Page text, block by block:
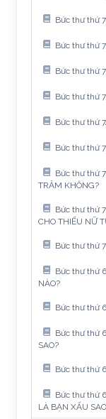
Bức thư thứ
Bức thư thứ
Bức thư thứ
Bức thư thứ
Bức thư thứ
Bức thư thứ
Bức thư thứ
TRĂM KHÔNG?
Bức thư thứ
CHO THIẾU NỮ
Bức thư thứ
Bức thư thứ
NÀO?
Bức thư thứ
Bức thư thứ
SAO?
Bức thư thứ
Bức thư thứ
LÀ BẠN XẤU